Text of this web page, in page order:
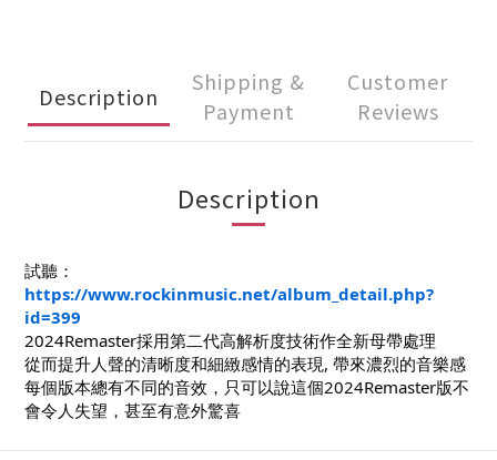
Description
Shipping &
Payment
Customer
Reviews
Description
試聽：
https://www.rockinmusic.net/album_detail.php?
id=399
2024Remaster採用第二代高解析度技術作全新母帶處理
從而提升人聲的清晰度和細緻感情的表現, 帶來濃烈的音樂感
每個版本總有不同的音效，只可以說這個2024Remaster版不
會令人失望，甚至有意外驚喜